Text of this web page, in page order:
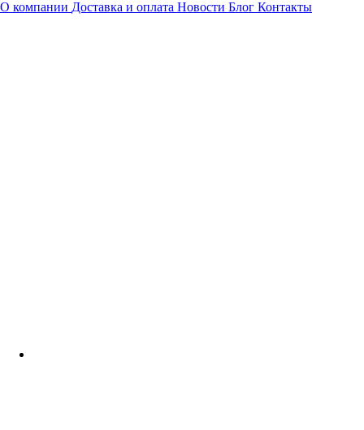
О компании Доставка и оплата Новости Блог Контакты